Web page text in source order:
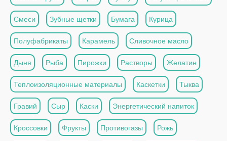
Смеси Зубные щетки Бумага Курица
Полуфабрикаты Карамель Сливочное масло
Дыня Рыба Пирожки Растворы Желатин
Теплоизоляционные материалы Каскетки Тыква
Гравий Сыр Каски Энергетический напиток
Кроссовки Фрукты Противогазы Рожь